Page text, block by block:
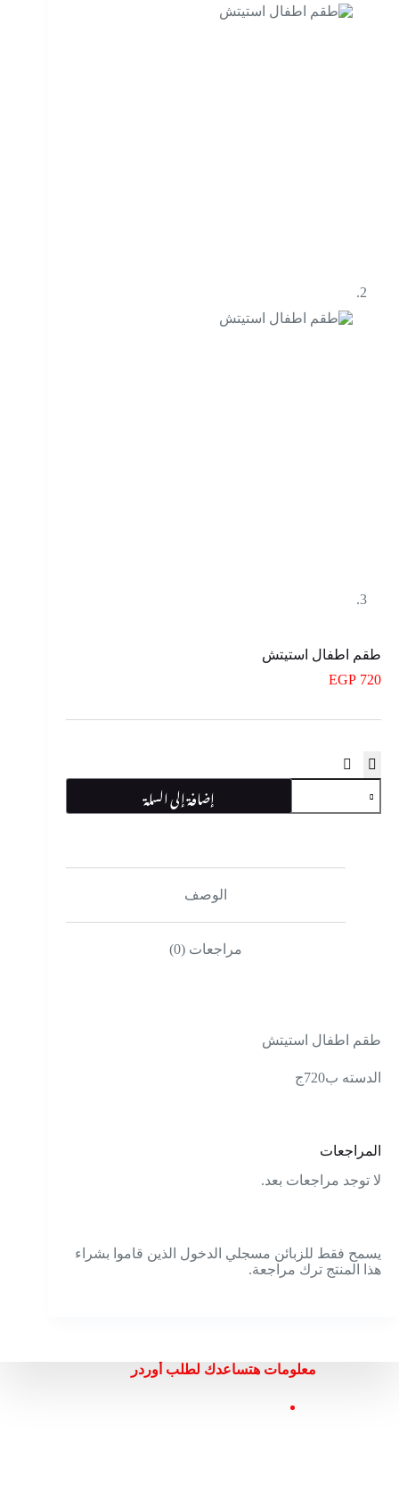
طقم اطفال استيتش
EGP 720
كمية
طقم
اطفال
إضافة إلى السلة
الوصف
مراجعات (0)
طقم اطفال استيتش
الدسته ب720ج
المراجعات
لا توجد مراجعات بعد.
يسمح فقط للزبائن مسجلي الدخول الذين قاموا بشراء
هذا المنتج ترك مراجعة.
معلومات هتساعدك لطلب أوردر